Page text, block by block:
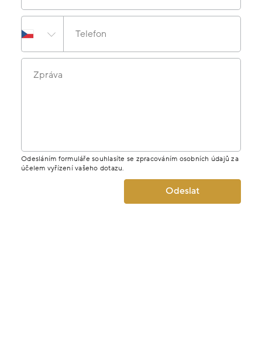
Telefon
Zpráva
Odesláním formuláře souhlasíte se zpracováním osobních údajů za
účelem vyřízení vašeho dotazu.
Odeslat